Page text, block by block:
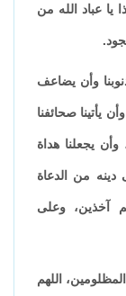
يا عباد الله من
وأن يضاعف
يأتينا صحائفنا
وأن يجعلنا هداة
دينه من الدعاة
آخذين، وعلى
اللهم